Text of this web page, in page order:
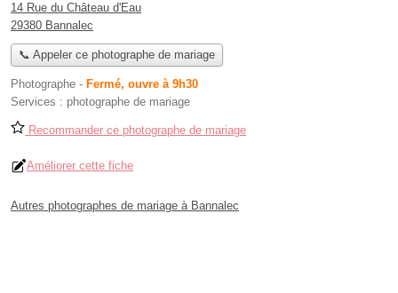
14 Rue du Château d'Eau
29380 Bannalec
📞 Appeler ce photographe de mariage
Photographe - Fermé, ouvre à 9h30
Services : photographe de mariage
Recommander ce photographe de mariage
Améliorer cette fiche
Autres photographes de mariage à Bannalec